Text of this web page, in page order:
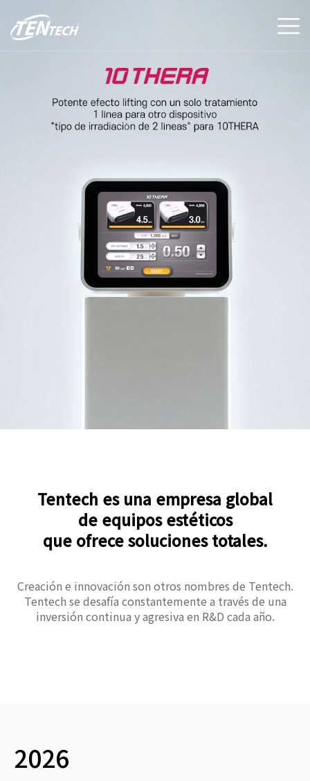
Tentech es una empresa global
de equipos estéticos
que ofrece soluciones totales.
Creación e innovación son otros nombres de Tentech.
Tentech se desafía constantemente a través de una
inversión continua y agresiva en R&D cada año.
2026